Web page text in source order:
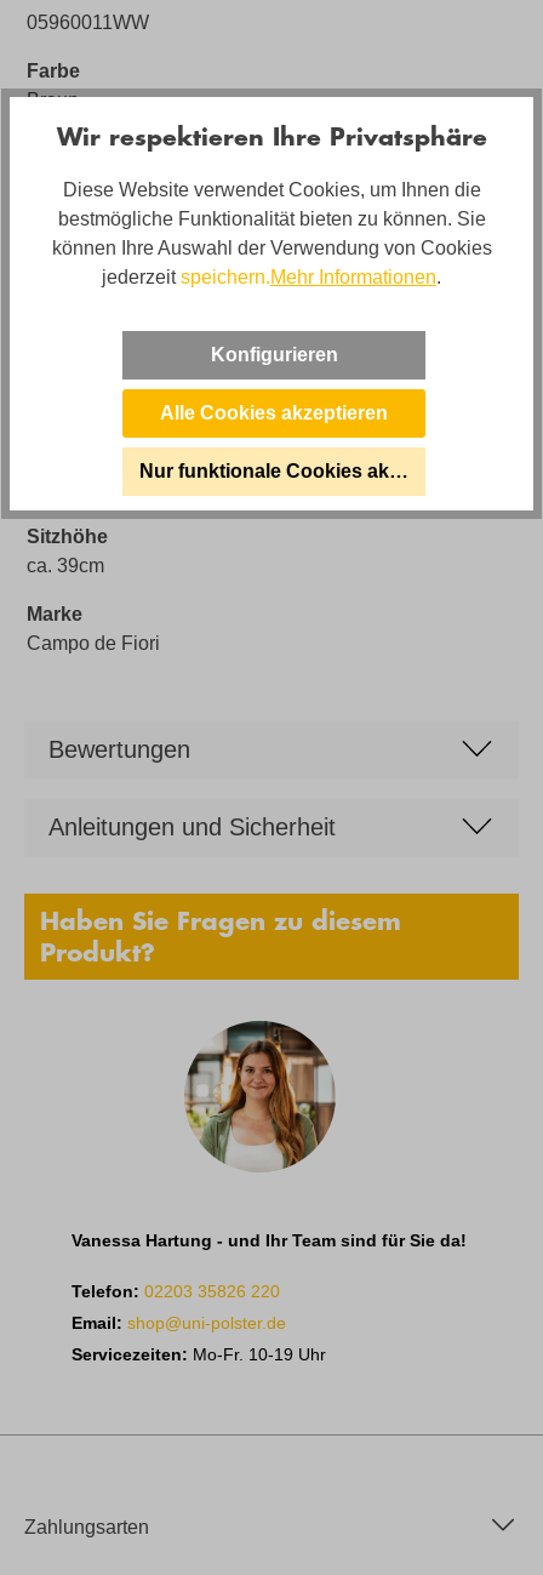
05960011WW
Farbe
Braun
Bezug
Leder
Bezugsmaterial
Leder Primavera
CAMPO DE´FIORI Einzelsofa Daniele in Leder
Stilrichtung
Artikelabmessungen
Sitzhöhe
ca. 39cm
Marke
Campo de Fiori
Bewertungen
Anleitungen und Sicherheit
Haben Sie Fragen zu diesem
Produkt?
Vanessa Hartung - und Ihr Team sind für Sie da!
Telefon: 02203 35826 220
Email: shop@uni-polster.de
Servicezeiten: Mo-Fr. 10-19 Uhr
Zahlungsarten
Wir respektieren Ihre Privatsphäre
Diese Website verwendet Cookies, um Ihnen die
bestmögliche Funktionalität bieten zu können. Sie
können Ihre Auswahl der Verwendung von Cookies
jederzeitspeichern.Mehr Informationen.
Konfigurieren
Alle Cookies akzeptieren
Nur funktionale Cookies akzeptieren